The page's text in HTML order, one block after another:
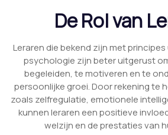
De Rol van
Leraren die bekend zijn met
psychologie zijn beter uitgerust
begeleiden, te motiveren en te
persoonlijke groei. Door rekening te
zoals zelfregulatie, emotionele
kunnen leraren een positieve
welzijn en de prestaties van